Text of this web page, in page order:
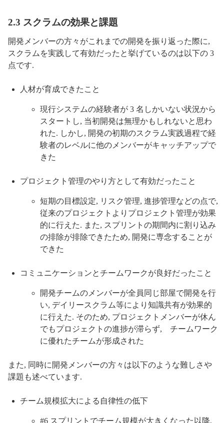
2.3 スクラムの効果と課題
開発メンバーの方々がこれまでの開発を振り返った際に,
スクラムを実践して有効だったと挙げているのは以下の 3
点です.
人材が育成できたこと
現行システムの経験者が 3 名しかいない状況から
スタートし, 当初開発は無理かもしれないと思わ
れた. しかし, 開発の初期のスクラム実践過程で経
験者のレベルに他のメンバーがキャッチアップで
きた
プロジェクト管理のやり方として有効だったこと
短期の目標設定, リスク管理, 進捗管理などの点で,
従来のプロジェクトよりプロジェクト管理が効果
的に行えた. また, スプリントの期間内に割り込み
の排除が排除できたため, 開発に専念することが
できた
コミュニケーションとチームワークが良好だったこと
開発チームのメンバーが全員同じ部屋で開発を行
い, デイリースクラム等により知識共有が効果的
に行えた. そのため, プロジェクトメンバーが休ん
でもプロジェクトの進捗が滞らず, チームワーク
に優れたチームが形成された
また, 同時に開発メンバーの方々は以下のような難しさや
課題も述べています.
チーム規模拡大による自律性の低下
#6 スプリントでチーム規模が大きくなった以降,